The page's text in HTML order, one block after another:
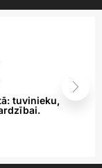
tuvinieku,